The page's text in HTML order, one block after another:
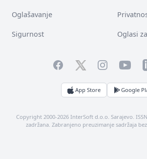
Oglašavanje
Sigurnost Oglasi
FacebookTwitterInstagramYouTube
App Store Google
Copyright 2000-2026 InterSoft d.o.o. Sarajevo.
zadržana. Zabranjeno preuzimanje sadržaja